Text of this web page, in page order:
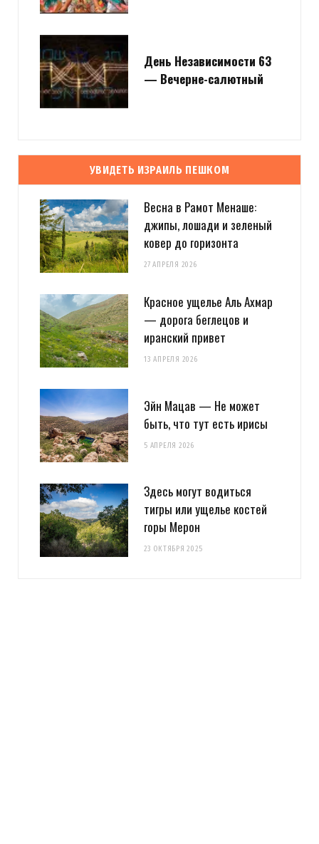
День Независимости 63
— Вечерне-салютный
УВИДЕТЬ ИЗРАИЛЬ ПЕШКОМ
Весна в Рамот Менаше:
джипы, лошади и зеленый
ковер до горизонта
27 АПРЕЛЯ 2026
Красное ущелье Аль Ахмар
— дорога беглецов и
иранский привет
13 АПРЕЛЯ 2026
Эйн Мацав — Не может
быть, что тут есть ирисы
5 АПРЕЛЯ 2026
Здесь могут водиться
тигры или ущелье костей
горы Мерон
23 ОКТЯБРЯ 2025